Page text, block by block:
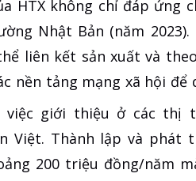
HTX không chỉ đáp ứng
Nhật Bản (năm 2023).
liên kết sản xuất và
nền tảng mạng xã hội để
việc giới thiệu ở các thị
Việt. Thành lập và phát
200 triệu đồng/năm